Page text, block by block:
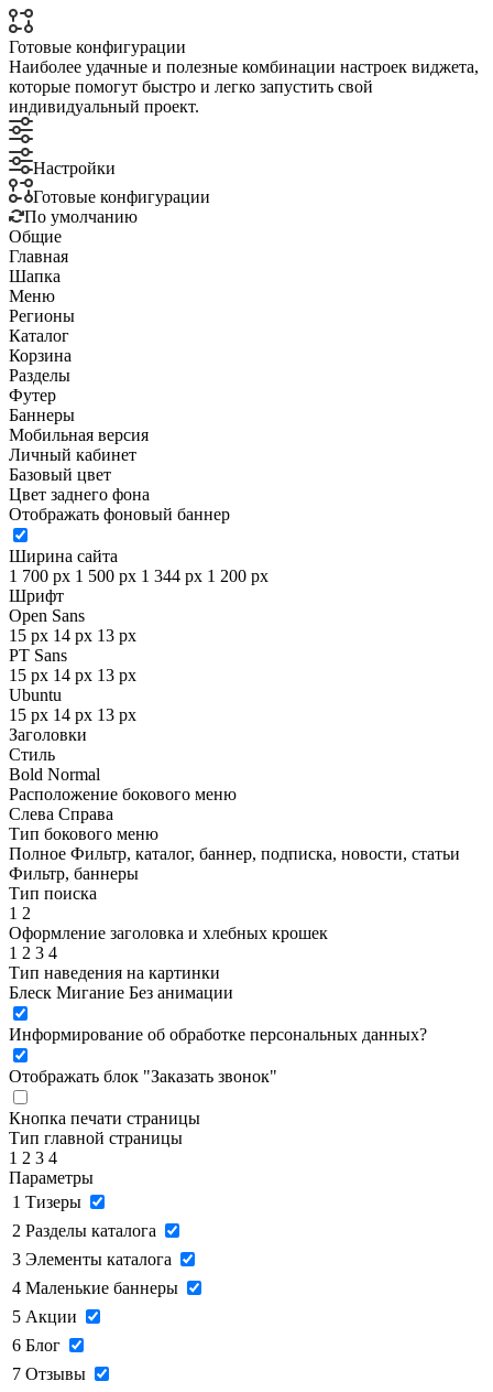
Готовые конфигурации
Наиболее удачные и полезные комбинации настроек виджета,
которые помогут быстро и легко запустить свой
индивидуальный проект.
Настройки
Готовые конфигурации
По умолчанию
Общие
Главная
Шапка
Меню
Регионы
Каталог
Корзина
Разделы
Футер
Баннеры
Мобильная версия
Личный кабинет
Базовый цвет
Цвет заднего фона
Отображать фоновый баннер
Ширина сайта
1 700 px 1 500 px 1 344 px 1 200 px
Шрифт
Open Sans
15 px 14 px 13 px
PT Sans
15 px 14 px 13 px
Ubuntu
15 px 14 px 13 px
Заголовки
Стиль
Bold Normal
Расположение бокового меню
Слева Справа
Тип бокового меню
Полное Фильтр, каталог, баннер, подписка, новости, статьи
Фильтр, баннеры
Тип поиска
1 2
Оформление заголовка и хлебных крошек
1 2 3 4
Тип наведения на картинки
Блеск Мигание Без анимации
Информирование об обработке персональных данных?
Отображать блок "Заказать звонок"
Кнопка печати страницы
Тип главной страницы
1 2 3 4
Параметры
1 Тизеры
2 Разделы каталога
3 Элементы каталога
4 Маленькие баннеры
5 Акции
6 Блог
7 Отзывы